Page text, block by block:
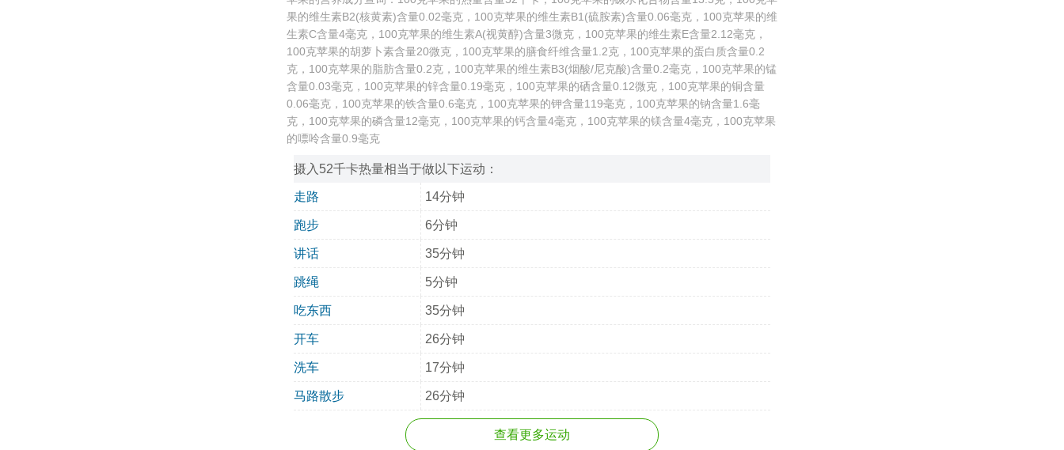
果的维生素B2(核黄素)含量0.02毫克，100克苹果的维生素B1(硫胺素)含量0.06毫克，100克苹果的维
生素C含量4毫克，100克苹果的维生素A(视黄醇)含量3微克，100克苹果的维生素E含量2.12毫克，
100克苹果的胡萝卜素含量20微克，100克苹果的膳食纤维含量1.2克，100克苹果的蛋白质含量0.2
克，100克苹果的脂肪含量0.2克，100克苹果的维生素B3(烟酸/尼克酸)含量0.2毫克，100克苹果的锰
含量0.03毫克，100克苹果的锌含量0.19毫克，100克苹果的硒含量0.12微克，100克苹果的铜含量
0.06毫克，100克苹果的铁含量0.6毫克，100克苹果的钾含量119毫克，100克苹果的钠含量1.6毫
克，100克苹果的磷含量12毫克，100克苹果的钙含量4毫克，100克苹果的镁含量4毫克，100克苹果
的嘌呤含量0.9毫克
摄入52千卡热量相当于做以下运动：
走路 14分钟
跑步 6分钟
讲话 35分钟
跳绳 5分钟
吃东西 35分钟
开车 26分钟
洗车 17分钟
马路散步 26分钟
查看更多运动